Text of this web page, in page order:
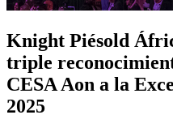
Knight Piésold
triple
CESA Aon a la
2025